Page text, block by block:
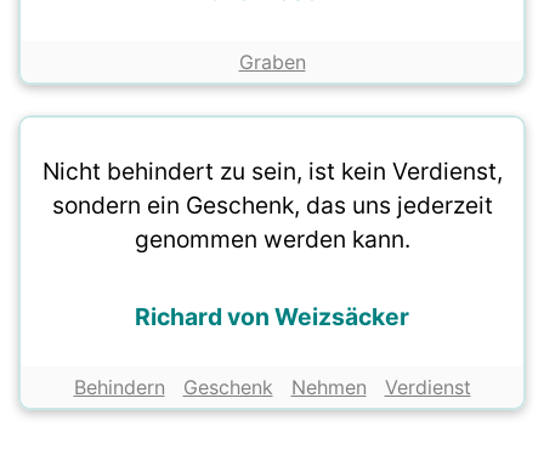
Graben
Nicht behindert zu sein, ist kein Verdienst,
sondern ein Geschenk, das uns jederzeit
genommen werden kann.
Richard von Weizsäcker
Behindern Geschenk Nehmen Verdienst